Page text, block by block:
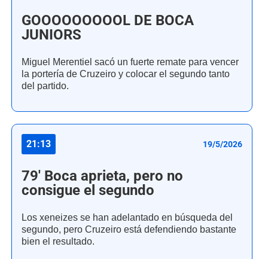
GOOOOOOOOOL DE BOCA
JUNIORS
Miguel Merentiel sacó un fuerte remate para vencer
la portería de Cruzeiro y colocar el segundo tanto
del partido.
21:13 19/5/2026
79' Boca aprieta, pero no
consigue el segundo
Los xeneizes se han adelantado en búsqueda del
segundo, pero Cruzeiro está defendiendo bastante
bien el resultado.